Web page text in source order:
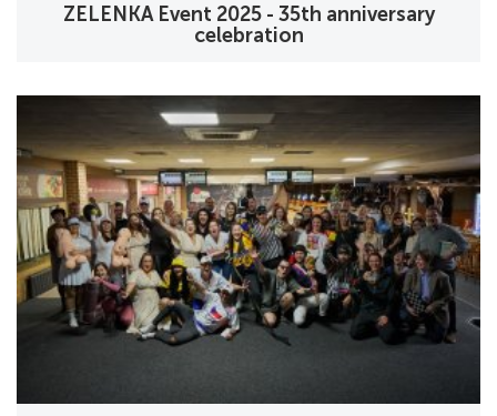
ZELENKA Event 2025 - 35th anniversary
celebration